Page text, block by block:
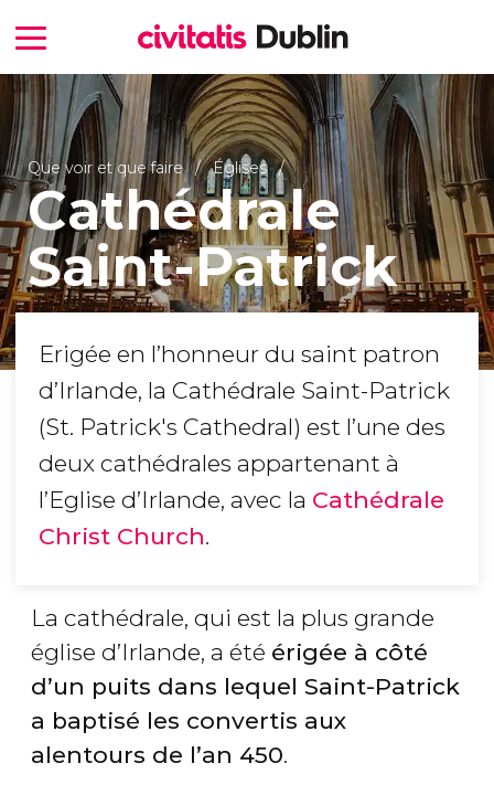
Que voir et que faire Églises
Cathédrale
Saint-Patrick
Erigée en l’honneur du saint patron
d’Irlande, la Cathédrale Saint-Patrick
(St. Patrick's Cathedral) est l’une des
deux cathédrales appartenant à
l’Eglise d’Irlande, avec la Cathédrale
Christ Church.
La cathédrale, qui est la plus grande
église d’Irlande, a été érigée à côté
d’un puits dans lequel Saint-Patrick
a baptisé les convertis aux
alentours de l’an 450.